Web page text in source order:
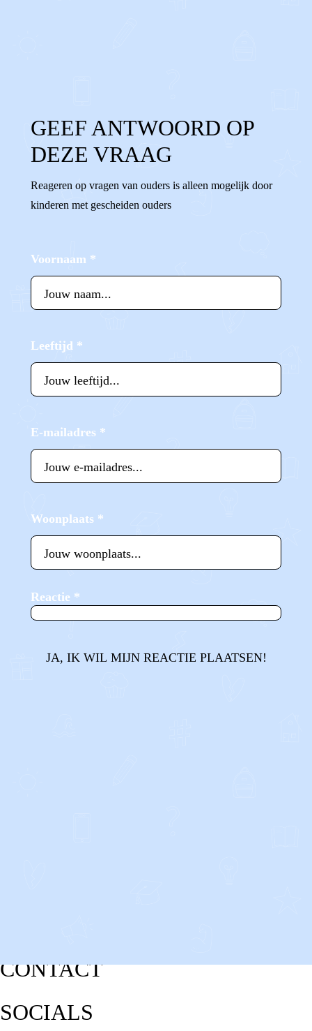
GEEF ANTWOORD OP
DEZE VRAAG
Reageren op vragen van ouders is alleen mogelijk door
kinderen met gescheiden ouders
Voornaam *
Leeftijd *
E-mailadres *
Woonplaats *
Reactie *
JA, IK WIL MIJN REACTIE PLAATSEN!
CONTACT
SOCIALS